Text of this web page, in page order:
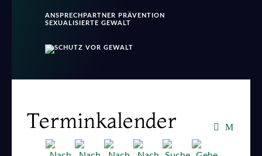
ANSPRECHPARTNER PRÄVENTION
SEXUALISIERTE GEWALT
Terminkalender